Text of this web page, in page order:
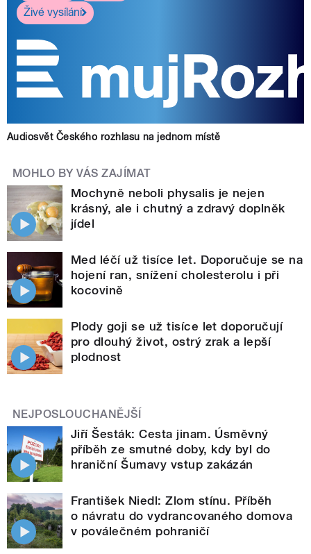
Živé vysílání
Audiosvět Českého rozhlasu na jednom místě
MOHLO BY VÁS ZAJÍMAT
Mochyně neboli physalis je nejen
krásný, ale i chutný a zdravý doplněk
jídel
Med léčí už tisíce let. Doporučuje se na
hojení ran, snížení cholesterolu i při
kocovině
Plody goji se už tisíce let doporučují
pro dlouhý život, ostrý zrak a lepší
plodnost
NEJPOSLOUCHANĚJŠÍ
Jiří Šesták: Cesta jinam. Úsměvný
příběh ze smutné doby, kdy byl do
hraniční Šumavy vstup zakázán
František Niedl: Zlom stínu. Příběh
o návratu do vydrancovaného domova
v poválečném pohraničí